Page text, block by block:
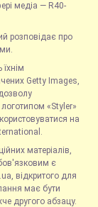
медіа — R40-
розповідає про
Getty Images,
«Styler»
на
матеріалів,
є
відкритого для
має бути
другого абзацу.